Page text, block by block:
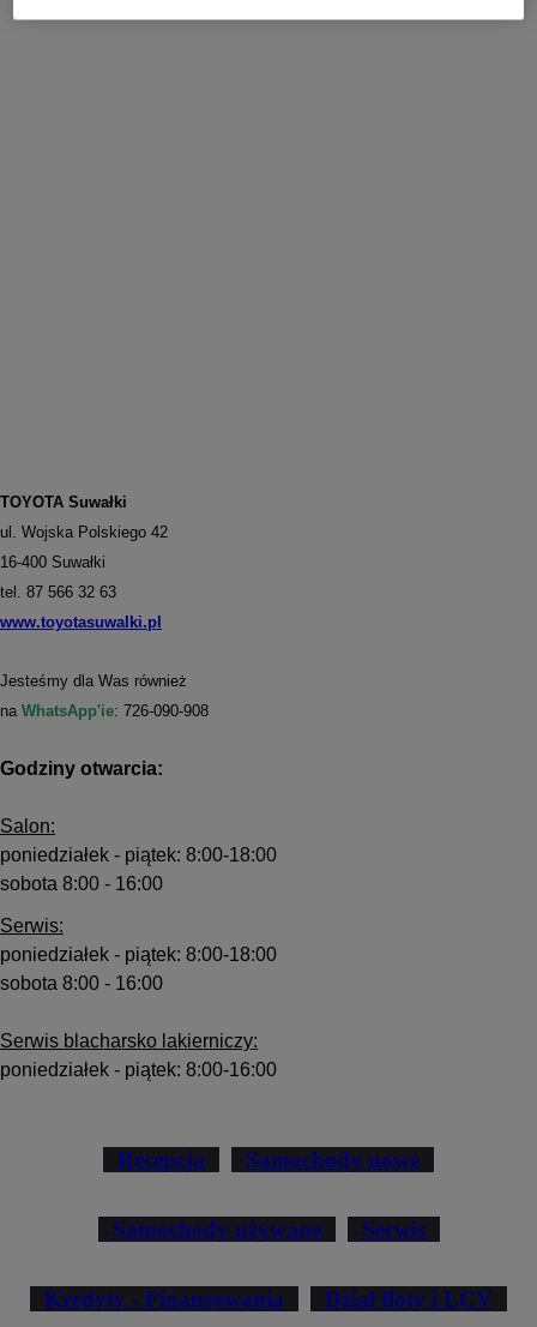
TOYOTA Suwałki
ul. Wojska Polskiego 42
16-400 Suwałki
tel. 87 566 32 63
www.toyotasuwalki.pl
Jesteśmy dla Was również
na WhatsApp'ie: 726-090-908
Godziny otwarcia:
Salon:
poniedziałek - piątek: 8:00-18:00
sobota 8:00 - 16:00
Serwis:
poniedziałek - piątek: 8:00-18:00
sobota 8:00 - 16:00
Serwis blacharsko lakierniczy:
poniedziałek - piątek: 8:00-16:00
Recepcja Samochody nowe
Samochody używane Serwis
Kredyty - Finansowania Dział floty i LCV